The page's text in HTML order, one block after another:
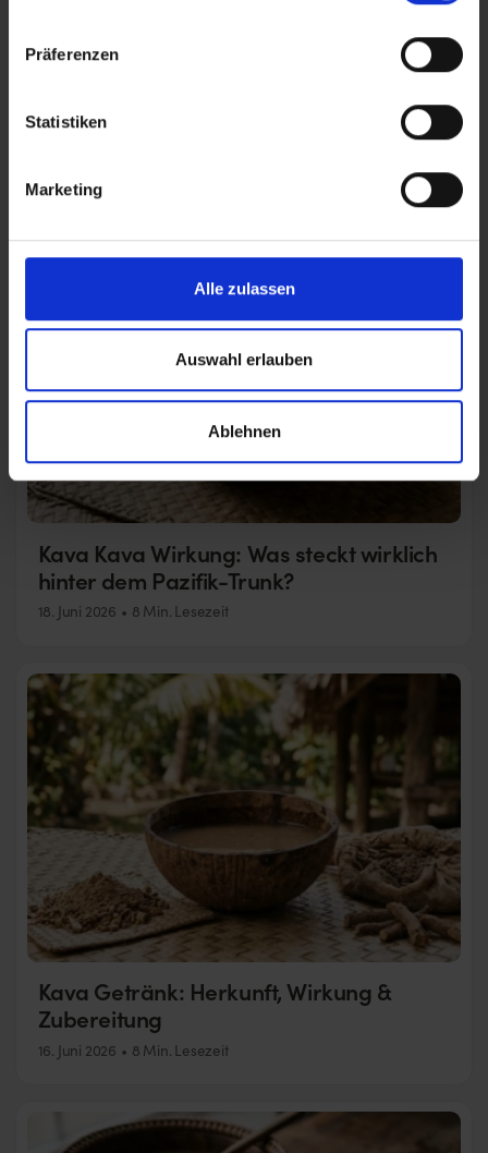
Präferenzen
Statistiken
Marketing
Alle zulassen
Auswahl erlauben
Ablehnen
Kava Pulver: Der ultimative Ratgeber für
Kava Kava Wirkung: Was steckt wirklich
hinter dem Pazifik-Trunk?
18. Juni 2026 8 Min. Lesezeit
Kava Getränk: Herkunft, Wirkung &
Zubereitung
16. Juni 2026 8 Min. Lesezeit